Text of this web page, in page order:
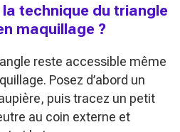
technique du triangle
maquillage ?
reste accessible même
Posez d’abord un
puis tracez un petit
au coin externe et